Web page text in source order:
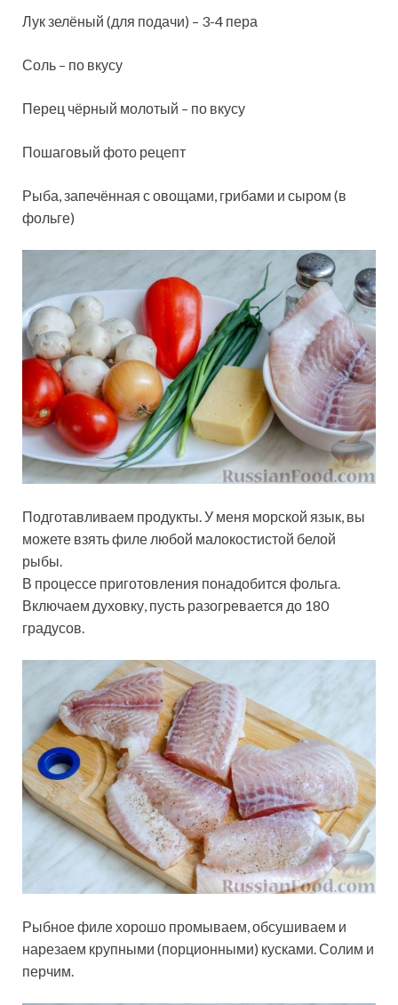
Лук зелёный (для подачи) – 3-4 пера
Соль – по вкусу
Перец чёрный молотый – по вкусу
Пошаговый фото рецепт
Рыба, запечённая с овощами, грибами и сыром (в
фольге)
Подготавливаем продукты. У меня морской язык, вы
можете взять филе любой малокостистой белой
рыбы.
В процессе приготовления понадобится фольга.
Включаем духовку, пусть разогревается до 180
градусов.
Рыбное филе хорошо промываем, обсушиваем и
нарезаем крупными (порционными) кусками. Солим и
перчим.